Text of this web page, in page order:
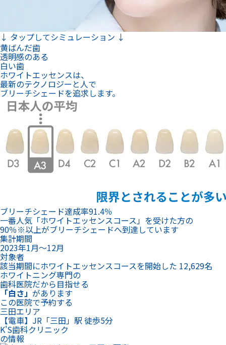
↓ タップしてシミュレーション ↓
黄ばんだ歯
透明感のある
白い歯
ホワイトエッセンスは、
最新のテクノロジーと人で
ブリーチシェードを追求します。
ブリーチシェード達成率91.4％
一番人気「ホワイトエッセンスコース」を受けた方の
90％※以上がブリーチシェードへ到達しています
集計期間
2023年1月～12月
対象者
該当期間にホワイトエッセンスコースを開始した 12,629名
ホワイトニング専門の
歯科医院だから目指せる
「白さ」 があります
この医院で予約する
三田エリア
【電車】JR「三田」駅 徒歩5分
K'S歯科クリニック
の情報